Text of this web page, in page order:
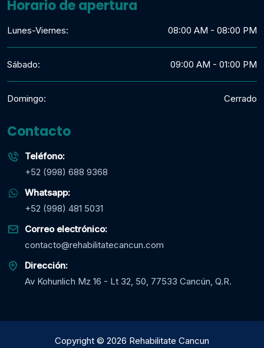
Horario de apertura
Lunes-Viernes: 08:00 AM - 08:00 PM
Sábado: 09:00 AM - 01:00 PM
Domingo: Cerrado
Contacto
Teléfono:
+52 (998) 688 9368
Whatsapp:
+52 (998) 481 5031
Correo electrónico:
contacto@rehabilitatecancun.com
Dirección:
Av Kohunlich Mz 16 - Lt 32, 50, 77533 Cancún, Q.R.
Copyright © 2026 Rehabilitate Cancun